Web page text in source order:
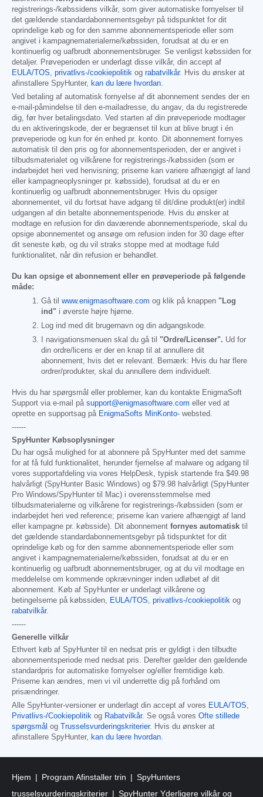
registrerings-/købssidens vilkår, som giver automatiske fornyelser til
det gældende standardabonnementsgebyr på tidspunktet for dit
oprindelige køb og for den samme abonnementsperiode eller som
angivet i kampagnematerialerne/købssiden, forudsat at du er en
kontinuerlig og uafbrudt abonnementsbruger. Se venligst købssiden for
detaljer. Prøveperioden er underlagt disse vilkår, din accept af
EULA/TOS
privatlivs-/cookiepolitik og rabatvilkår. Hvis du ønsker at
afinstallere SpyHunter,
kan du lære hvordan
Ved betaling af automatisk fornyelse af dit abonnement sendes der en
e-mail-påmindelse til den e-mailadresse, du angav, da du registrerede
dig, før hver betalingsdato. Ved starten af din prøveperiode modtager
du en aktiveringskode, der er begrænset til kun at blive brugt i én
prøveperiode og kun for én enhed pr. konto. Dit abonnement fornyes
automatisk til den pris og for abonnementsperioden, der er angivet i
tilbudsmaterialet og vilkårene for registrerings-/købssiden (som er
indarbejdet heri ved henvisning; priserne kan variere afhængigt af land
eller kampagneoplysninger pr. købsside), forudsat at du er en
kontinuerlig og uafbrudt abonnementsbruger. Hvis du opsiger
abonnementet, vil du fortsat have adgang til dit/dine produkt(er) indtil
udgangen af din betalte abonnementsperiode. Hvis du ønsker at
modtage en refusion for din daværende abonnementsperiode, skal du
opsige abonnementet og ansøge om refusion inden for 30 dage efter
dit seneste køb, og du vil straks stoppe med at modtage fuld
funktionalitet, når din refusion er behandlet.
Du kan opsige et abonnement eller en prøveperiode på følgende
måde:
Gå til www.enigmasoftware.com og klik på knappen "Log
ind" i øverste højre hjørne.
Log ind med dit brugernavn og din adgangskode.
I navigationsmenuen skal du gå til "Ordre/Licenser". Ud for
din ordre/licens er der en knap til at annullere dit
abonnement, hvis det er relevant. Bemærk: Hvis du har flere
ordrer/produkter, skal du annullere dem individuelt.
Hvis du har spørgsmål eller problemer, kan du kontakte EnigmaSoft
Support via e-mail på support@enigmasoftware.com eller ved at
oprette en supportsag på EnigmaSofts MinKonto- websted.
------
SpyHunter Købsoplysninger
Du har også mulighed for at abonnere på SpyHunter med det samme
for at få fuld funktionalitet, herunder fjernelse af malware og adgang til
vores supportafdeling via vores HelpDesk, typisk startende fra $49.98
halvårligt (SpyHunter Basic Windows) og $79.98 halvårligt (SpyHunter
Pro Windows/SpyHunter til Mac) i overensstemmelse med
tilbudsmaterialerne og vilkårene for registrerings-/købssiden (som er
indarbejdet heri ved reference; priserne kan variere afhængigt af land
eller kampagne pr. købsside). Dit abonnement fornyes automatisk til
det gældende standardabonnementsgebyr på tidspunktet for dit
oprindelige køb og for den samme abonnementsperiode eller som
angivet i kampagnematerialerne/købssiden, forudsat at du er en
kontinuerlig og uafbrudt abonnementsbruger, og at du vil modtage en
meddelelse om kommende opkrævninger inden udløbet af dit
abonnement. Køb af SpyHunter er underlagt vilkårene og
betingelserne på købssiden, EULA/TOS, privatlivs-/cookiepolitik og
rabatvilkår.
------
Generelle vilkår
Ethvert køb af SpyHunter til en nedsat pris er gyldigt i den tilbudte
abonnementsperiode med nedsat pris. Derefter gælder den gældende
standardpris for automatiske fornyelser og/eller fremtidige køb.
Priserne kan ændres, men vi vil underrette dig på forhånd om
prisændringer.
Alle SpyHunter-versioner er underlagt din accept af vores EULA/TOS,
Privatlivs-/Cookiepolitik og Rabatvilkår. Se også vores Ofte stillede
spørgsmål og Trusselsvurderingskriterier. Hvis du ønsker at
afinstallere SpyHunter, kan du lære hvordan.
Hjem Program Afinstaller trin
SpyHunters
trusselsvurderingskriterier
SpyHunter Yderligere vilkår og